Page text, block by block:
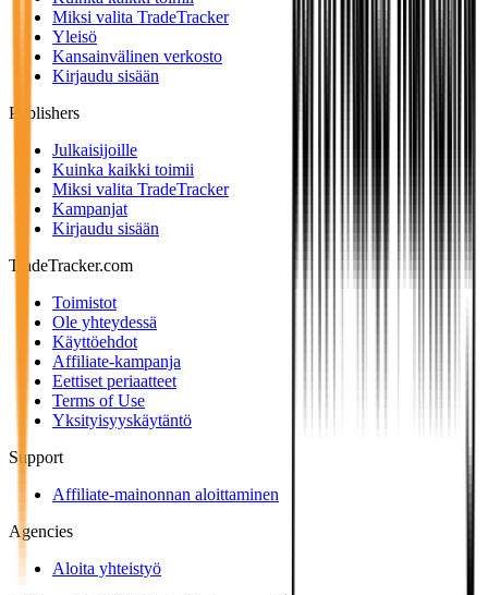
Miksi valita TradeTracker
Yleisö
Kansainvälinen verkosto
Kirjaudu sisään
Publishers
Julkaisijoille
Kuinka kaikki toimii
Miksi valita TradeTracker
Kampanjat
Kirjaudu sisään
TradeTracker.com
Toimistot
Ole yhteydessä
Käyttöehdot
Affiliate-kampanja
Eettiset periaatteet
Terms of Use
Yksityisyyskäytäntö
Support
Affiliate-mainonnan aloittaminen
Agencies
Aloita yhteistyö